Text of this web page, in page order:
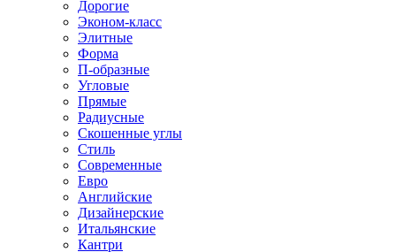
Дорогие
Эконом-класс
Элитные
Форма
П-образные
Угловые
Прямые
Радиусные
Скошенные углы
Стиль
Современные
Евро
Английские
Дизайнерские
Итальянские
Кантри